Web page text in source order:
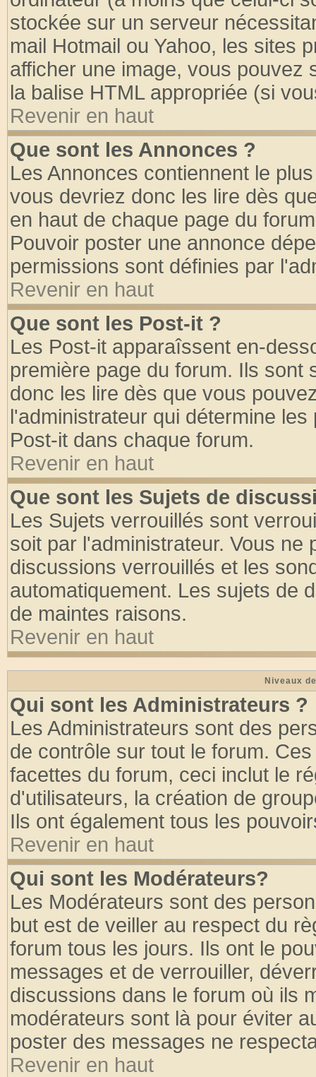
stockée sur un serveur
mail Hotmail ou Yahoo, les sites
afficher une image, vous pouvez
la balise HTML appropriée (si
Revenir en haut
Que sont les Annonces ?
Les Annonces contiennent le
vous devriez donc les lire dès
en haut de chaque page du
Pouvoir poster une annonce
permissions sont définies par
Revenir en haut
Que sont les Post-it ?
Les Post-it apparaîssent en-
première page du forum. Ils
donc les lire dès que vous
l'administrateur qui détermine
Post-it dans chaque forum.
Revenir en haut
Que sont les Sujets de
Les Sujets verrouillés sont
soit par l'administrateur. Vous
discussions verrouillés et les
automatiquement. Les sujets de
de maintes raisons.
Revenir en haut
Niveaux
Qui sont les Administrateurs ?
Les Administrateurs sont des
de contrôle sur tout le forum.
facettes du forum, ceci inclut le
d'utilisateurs, la création de
Ils ont également tous les
Revenir en haut
Qui sont les Modérateurs?
Les Modérateurs sont des
but est de veiller au respect du
forum tous les jours. Ils ont le
messages et de verrouiller,
discussions dans le forum où ils
modérateurs sont là pour éviter
poster des messages ne
Revenir en haut